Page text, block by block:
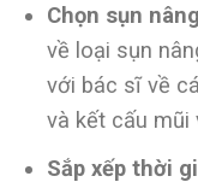
Chọn sụn
về loại sụn
với bác sĩ về
và kết cấu mũi
Sắp xếp thời